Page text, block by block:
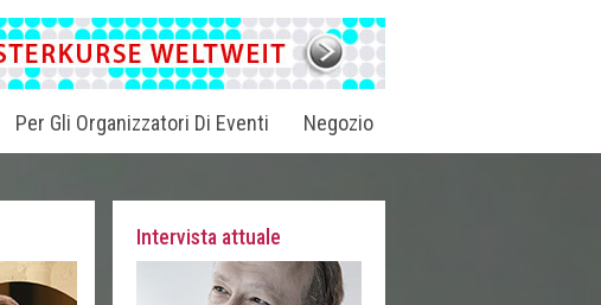
Per Gli Organizzatori Di Eventi Negozio
Intervista attuale